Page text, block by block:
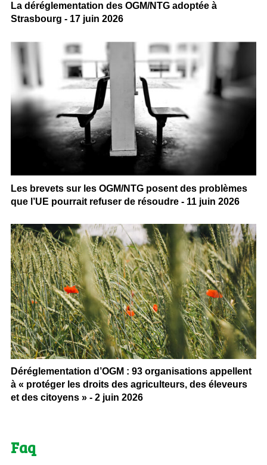
La déréglementation des OGM/NTG adoptée à
Strasbourg - 17 juin 2026
Les brevets sur les OGM/NTG posent des problèmes
que l’UE pourrait refuser de résoudre - 11 juin 2026
Déréglementation d’OGM : 93 organisations appellent
à « protéger les droits des agriculteurs, des éleveurs
et des citoyens » - 2 juin 2026
Faq